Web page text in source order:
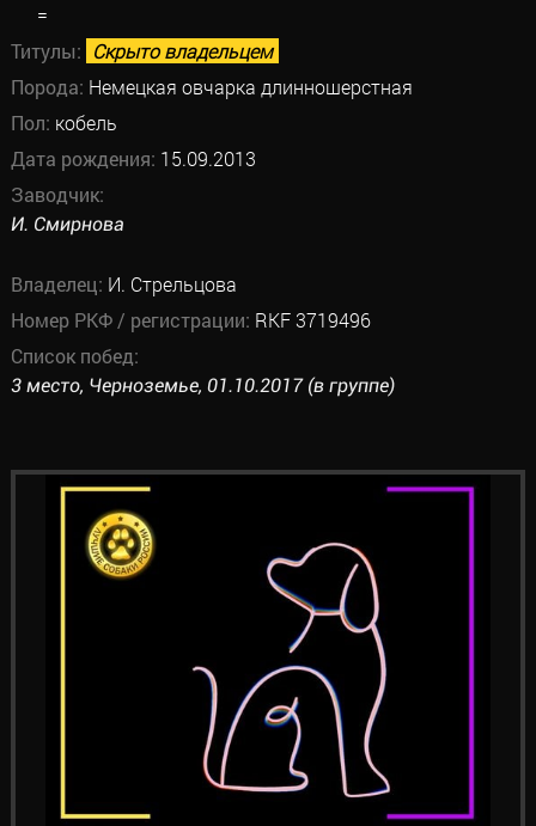
=
Титулы: Скрыто владельцем
Порода: Немецкая овчарка длинношерстная
Пол: кобель
Дата рождения: 15.09.2013
Заводчик:
И. Смирнова
Владелец: И. Стрельцова
Номер РКФ / регистрации: RKF 3719496
Список побед:
3 место, Черноземье, 01.10.2017 (в группе)